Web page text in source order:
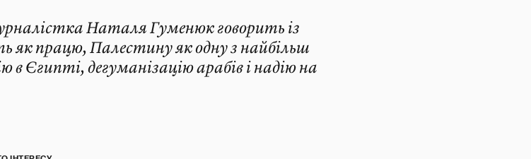
Наталя Гуменюк говорить із
як працю, Палестину як одну з найбільш
Єгипті, дегуманізацію арабів і надію на